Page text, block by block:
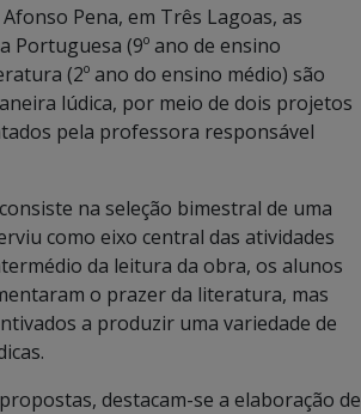
Pena, em Três Lagoas, as
Portuguesa (9º ano de ensino
(2º ano do ensino médio) são
lúdica, por meio de dois projetos
pela professora responsável
na seleção bimestral de uma
como eixo central das atividades
da leitura da obra, os alunos
o prazer da literatura, mas
a produzir uma variedade de
destacam-se a elaboração de